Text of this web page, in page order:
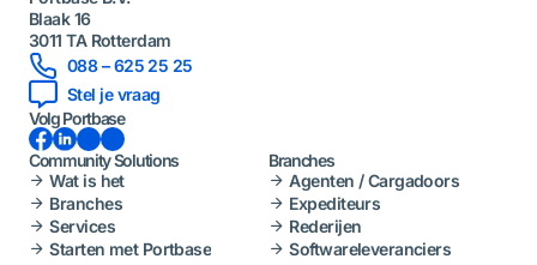
Blaak 16
3011 TA Rotterdam
088 – 625 25 25
Stel je vraag
Volg Portbase
Facebook LinkedInInstagramYouTube
Community Solutions
Wat is het
Branches
Services
Starten met Portbase
Branches
Agenten / Cargadoors
Expediteurs
Rederijen
Softwareleveranciers